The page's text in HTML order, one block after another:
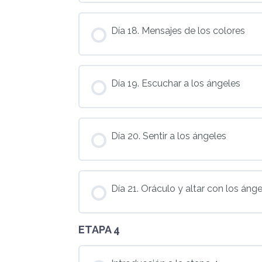
Día 18. Mensajes de los colores
Día 19. Escuchar a los ángeles
Día 20. Sentir a los ángeles
Día 21. Oráculo y altar con los
ETAPA 4